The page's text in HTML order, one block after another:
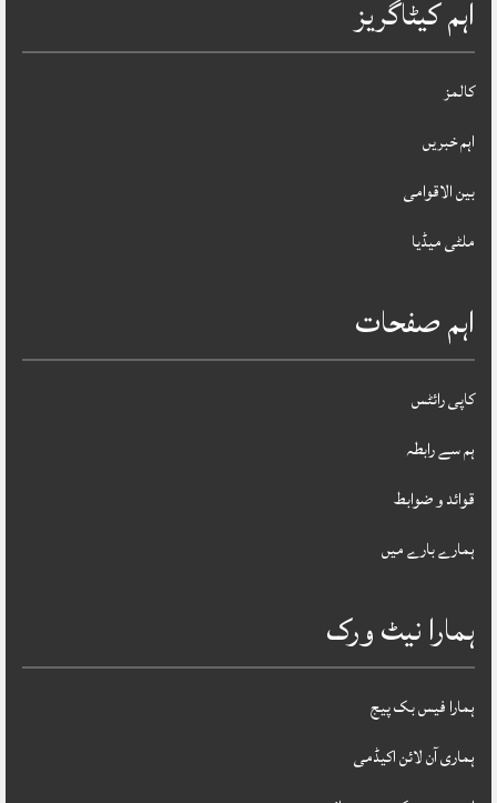
اہم کیٹاگریز
کالمز
اہم خبریں
بین الاقوامی
ملٹی میڈیا
اہم صفحات
کاپی رائٹس
ہم سے رابطہ
قوائد و ضوابط
ہمارے بارے میں
ہمارا نیٹ ورک
ہمارا فیس بک پیج
ہماری آن لائن اکیڈمی